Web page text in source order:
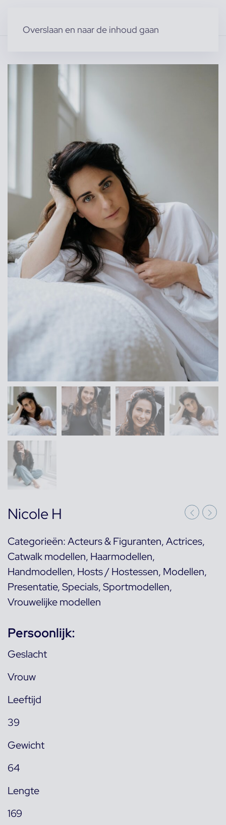
Overslaan en naar de inhoud gaan
Nicole H
Categorieën:Acteurs & Figuranten,Actrices,
Catwalk modellen, Haarmodellen,
Handmodellen, Hosts / Hostessen, Modellen,
Presentatie,Specials,Sportmodellen,
Vrouwelijke modellen
Persoonlijk:
Geslacht
Vrouw
Leeftijd
39
Gewicht
64
Lengte
169